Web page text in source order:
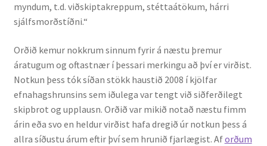
Yfirlit um kennslu
Innan Háskólans
Samstarfsverkefni
Styrkir og verðlaun
myndum, t.d. viðskiptakreppum, stéttaátökum, hárri
sjálfsmorðstíðni.“
Orðið kemur nokkrum sinnum fyrir á næstu þremur
áratugum og oftastnær í þessari merkingu að því er virðist.
Notkun þess tók síðan stökk haustið 2008 í kjölfar
efnahagshrunsins sem iðulega var tengt við siðferðilegt
skipbrot og upplausn. Orðið var mikið notað næstu fimm
árin eða svo en heldur virðist hafa dregið úr notkun þess á
allra síðustu árum eftir því sem hrunið fjarlægist. Aforðum